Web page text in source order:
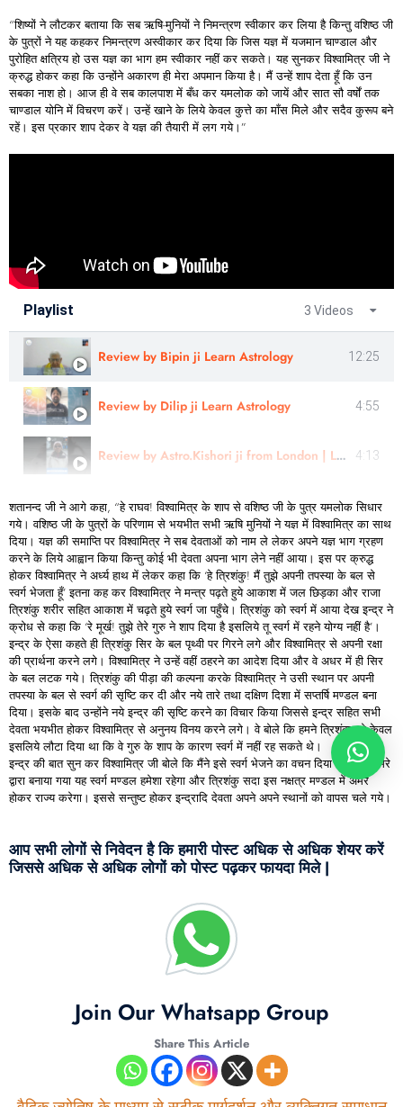
“शिष्यों ने लौटकर बताया कि सब ऋषि-मुनियों ने निमन्त्रण स्वीकार कर लिया है किन्तु वशिष्ठ जी
के पुत्रों ने यह कहकर निमन्त्रण अस्वीकार कर दिया कि जिस यज्ञ में यजमान चाण्डाल और
पुरोहित क्षत्रिय हो उस यज्ञ का भाग हम स्वीकार नहीं कर सकते। यह सुनकर विश्वामित्र जी ने
क्रुद्ध होकर कहा कि उन्होंने अकारण ही मेरा अपमान किया है। मैं उन्हें शाप देता हूँ कि उन
सबका नाश हो। आज ही वे सब कालपाश में बँध कर यमलोक को जायें और सात सौ वर्षों तक
चाण्डाल योनि में विचरण करें। उन्हें खाने के लिये केवल कुत्ते का माँस मिले और सदैव कुरूप बने
रहें। इस प्रकार शाप देकर वे यज्ञ की तैयारी में लग गये।”
Playlist 3 Videos
Review by Bipin ji Learn Astrology 12:25
Review by Dilip ji Learn Astrology 4:55
Review by Astro.Kishori ji from London | Learn Astrology 4:13
शतानन्द जी ने आगे कहा, “हे राघव! विश्वामित्र के शाप से वशिष्ठ जी के पुत्र यमलोक सिधार
गये। वशिष्ठ जी के पुत्रों के परिणाम से भयभीत सभी ऋषि मुनियों ने यज्ञ में विश्वामित्र का साथ
दिया। यज्ञ की समाप्ति पर विश्वामित्र ने सब देवताओं को नाम ले लेकर अपने यज्ञ भाग ग्रहण
करने के लिये आह्वान किया किन्तु कोई भी देवता अपना भाग लेने नहीं आया। इस पर क्रुद्ध
होकर विश्वामित्र ने अर्ध्य हाथ में लेकर कहा कि ‘हे त्रिशंकु! मैं तुझे अपनी तपस्या के बल से
स्वर्ग भेजता हूँ’ इतना कह कर विश्वामित्र ने मन्त्र पढ़ते हुये आकाश में जल छिड़का और राजा
त्रिशंकु शरीर सहित आकाश में चढ़ते हुये स्वर्ग जा पहुँचे। त्रिशंकु को स्वर्ग में आया देख इन्द्र ने
क्रोध से कहा कि ‘रे मूर्ख! तुझे तेरे गुरु ने शाप दिया है इसलिये तू स्वर्ग में रहने योग्य नहीं है’।
इन्द्र के ऐसा कहते ही त्रिशंकु सिर के बल पृथ्वी पर गिरने लगे और विश्वामित्र से अपनी रक्षा
की प्रार्थना करने लगे। विश्वामित्र ने उन्हें वहीं ठहरने का आदेश दिया और वे अधर में ही सिर
के बल लटक गये। त्रिशंकु की पीड़ा की कल्पना करके विश्वामित्र ने उसी स्थान पर अपनी
तपस्या के बल से स्वर्ग की सृष्टि कर दी और नये तारे तथा दक्षिण दिशा में सप्तर्षि मण्डल बना
दिया। इसके बाद उन्होंने नये इन्द्र की सृष्टि करने का विचार किया जिससे इन्द्र सहित सभी
देवता भयभीत होकर विश्वामित्र से अनुनय विनय करने लगे। वे बोले कि हमने त्रिशंकु को केवल
इसलिये लौटा दिया था कि वे गुरु के शाप के कारण स्वर्ग में नहीं रह सकते थे।
इन्द्र की बात सुन कर विश्वामित्र जी बोले कि मैंने इसे स्वर्ग भेजने का वचन दिया है इसलिये मेरे
द्वारा बनाया गया यह स्वर्ग मण्डल हमेशा रहेगा और त्रिशंकु सदा इस नक्षत्र मण्डल में अमर
होकर राज्य करेगा। इससे सन्तुष्ट होकर इन्द्रादि देवता अपने अपने स्थानों को वापस चले गये।
आप सभी लोगों से निवेदन है कि हमारी पोस्ट अधिक से अधिक शेयर करें
जिससे अधिक से अधिक लोगों को पोस्ट पढ़कर फायदा मिले |
Join Our Whatsapp Group
Share This Article